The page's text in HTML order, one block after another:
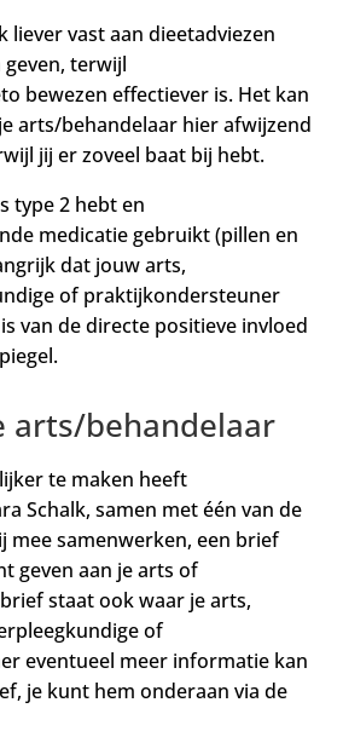
liever vast aan dieetadviezen
geven, terwijl
bewezen effectiever is. Het kan
arts/behandelaar hier afwijzend
jij er zoveel baat bij hebt.
type 2 hebt en
medicatie gebruikt (pillen en
dat jouw arts,
of praktijkondersteuner
van de directe positieve invloed
arts/behandelaar
te maken heeft
Schalk, samen met één van de
mee samenwerken, een brief
geven aan je arts of
staat ook waar je arts,
of
eventueel meer informatie kan
je kunt hem onderaan via de